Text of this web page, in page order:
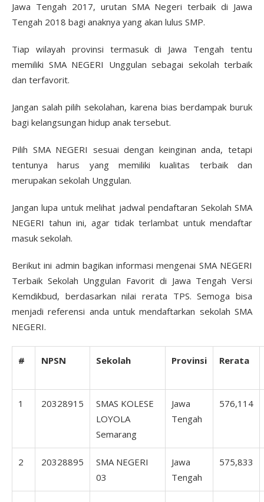
Jawa Tengah 2017, urutan SMA Negeri terbaik di Jawa
Tengah 2018 bagi anaknya yang akan lulus SMP.
Tiap wilayah provinsi termasuk di Jawa Tengah tentu
memiliki SMA NEGERI Unggulan sebagai sekolah terbaik
dan terfavorit.
Jangan salah pilih sekolahan, karena bias berdampak buruk
bagi kelangsungan hidup anak tersebut.
Pilih SMA NEGERI sesuai dengan keinginan anda, tetapi
tentunya harus yang memiliki kualitas terbaik dan
merupakan sekolah Unggulan.
Jangan lupa untuk melihat jadwal pendaftaran Sekolah SMA
NEGERI tahun ini, agar tidak terlambat untuk mendaftar
masuk sekolah.
Berikut ini admin bagikan informasi mengenai SMA NEGERI
Terbaik Sekolah Unggulan Favorit di Jawa Tengah Versi
Kemdikbud, berdasarkan nilai rerata TPS. Semoga bisa
menjadi referensi anda untuk mendaftarkan sekolah SMA
NEGERI.
# NPSN Sekolah Provinsi Rerata
1 20328915
SMAS KOLESE
LOYOLA
Semarang
Jawa
Tengah
576,114
2 20328895
SMA NEGERI
03
Jawa
Tengah
575,833